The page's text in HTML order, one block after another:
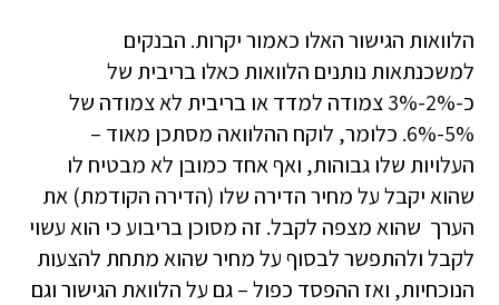
הלוואות הגישור האלו כאמור יקרות. הבנקים
למשכנתאות נותנים הלוואות כאלו בריבית של
כ-2%-3% צמודה למדד או בריבית לא צמודה של
5%-6%. כלומר, לוקח ההלוואה מסתכן מאוד –
העלויות שלו גבוהות, ואף אחד כמובן לא מבטיח לו
שהוא יקבל על מחיר הדירה שלו (הדירה הקודמת) את
הערך שהוא מצפה לקבל. זה מסוכן בריבוע כי הוא עשוי
לקבל ולהתפשר לבסוף על מחיר שהוא מתחת להצעות
הנוכחיות, ואז ההפסד כפול – גם על הלוואת הגישור וגם